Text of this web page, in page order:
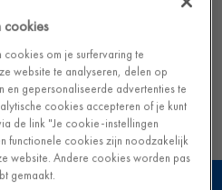
je eigen interieur
cookies
om je surfervaring te
website te analyseren, delen op
en gepersonaliseerde advertenties te
cookies accepteren of je kunt
de link "Je cookie-instellingen
functionele cookies zijn noodzakelijk
website. Andere cookies worden pas
gemaakt.